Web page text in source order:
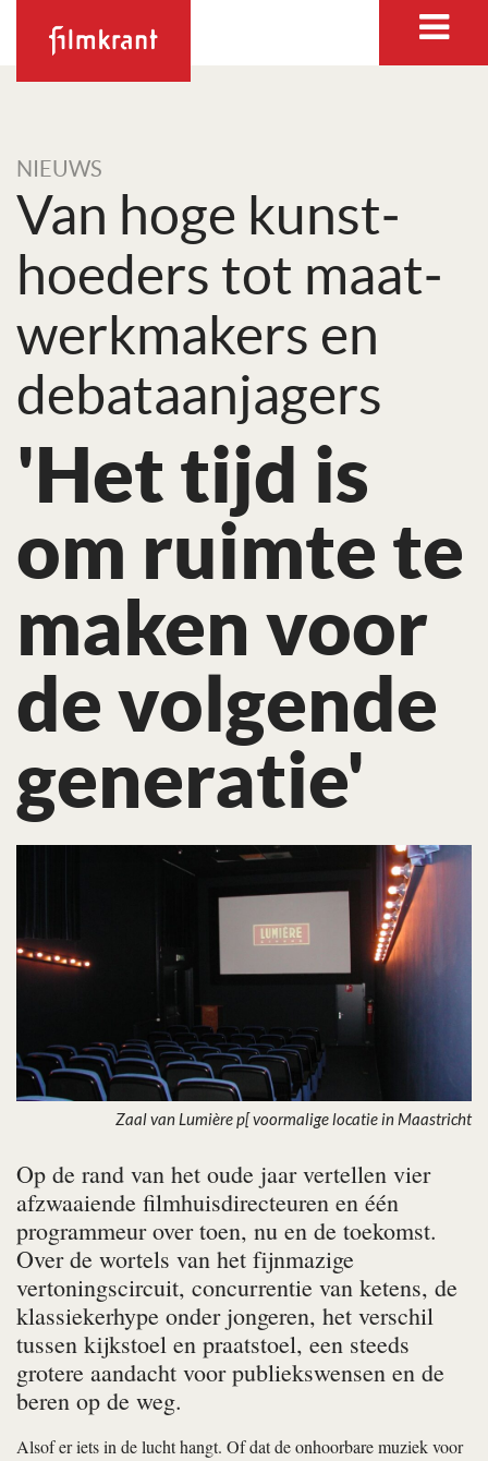
NIEUWS
Van hoge kunst­
hoeders tot maat­
werk­­makers en
debat­aan­jagers
'Het tijd is
om ruimte te
maken voor
de volgende
generatie'
Zaal van Lumière p[ voormalige locatie in Maastricht
Op de rand van het oude jaar vertellen vier
afzwaaiende filmhuisdirecteuren en één
programmeur over toen, nu en de toekomst.
Over de wortels van het fijnmazige
vertoningscircuit, concurrentie van ketens, de
klassiekerhype onder jongeren, het verschil
tussen kijkstoel en praatstoel, een steeds
grotere aandacht voor publiekswensen en de
beren op de weg.
Alsof er iets in de lucht hangt. Of dat de onhoorbare muziek voor